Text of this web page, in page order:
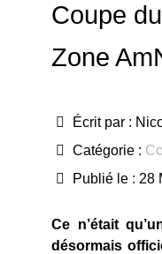
Coupe
Zone
Écrit par :
Catégorie :
Publié le : 28
Ce n’était
désormais